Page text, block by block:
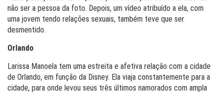
não ser a pessoa da foto. Depois, um vídeo atribuído a ela, com
uma jovem tendo relações sexuais, também teve que ser
desmentido.
Orlando
Larissa Manoela tem uma estreita e afetiva relação com a cidade
de Orlando, em função da Disney. Ela viaja constantemente para a
cidade, para onde levou seus três últimos namorados com ampla